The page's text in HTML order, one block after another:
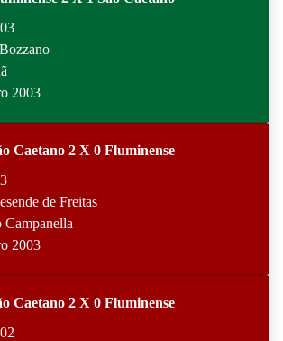
2003
Caetano 2 X 0 Fluminense
de Freitas
Campanella
2003
Caetano 2 X 0 Fluminense